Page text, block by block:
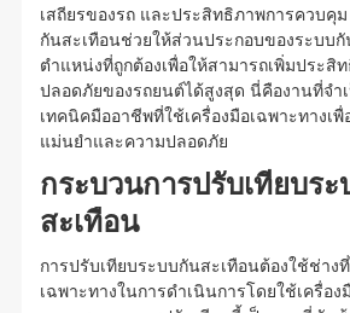
เสถียรของรถ และประสิทธิภาพการควบคุ
กันสะเทือนช่วยให้ส่วนประกอบของระบบ
ตำแหน่งที่ถูกต้องเพื่อให้สามารถเพิ่มประสิ
ปลอดภัยของรถยนต์ได้สูงสุด นี่คืองานที่จำ
เทคนิคมืออาชีพที่ใช้เครื่องมือเฉพาะทางเ
แม่นยำและความปลอดภัย
กระบวนการปรับเทียบร
สะเทือน
การปรับเทียบระบบกันสะเทือนต้องใช้ช่าง
เฉพาะทางในการดำเนินการโดยใช้เครื่อ